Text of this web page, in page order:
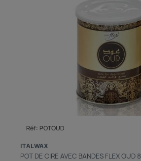
Réf: POTOUD
ITALWAX
POT DE CIRE AVEC BANDES FLEX OUD